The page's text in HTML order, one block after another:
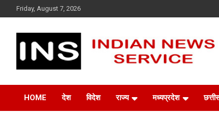
to
Friday, August 7, 2026
Indian News Service
HOME देश विदेश राज्य मध्यप्रदेश